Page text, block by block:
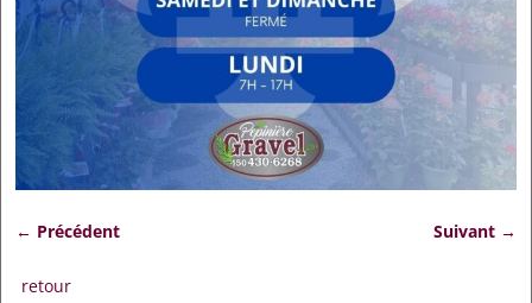
← Précédent Suivant →
retour